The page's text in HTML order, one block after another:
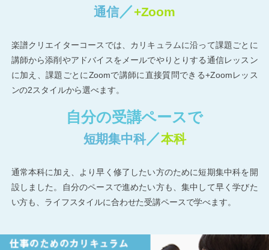
通信／+Zoom
楽譜クリエイターコースでは、カリキュラムに沿って課題ごとに
講師から添削やアドバイスをメールでやりとりする通信レッスン
に加え、課題ごとにZoomで講師に直接質問できる+Zoomレッス
ンの2スタイルから選べます。
自分の受講ペースで
短期集中科／本科
通常本科に加え、より早く修了したい方のために短期集中科を開
設しました。自分のペースで進めたい方も、集中して早く学びた
い方も、ライフスタイルに合わせた受講ペースで学べます。